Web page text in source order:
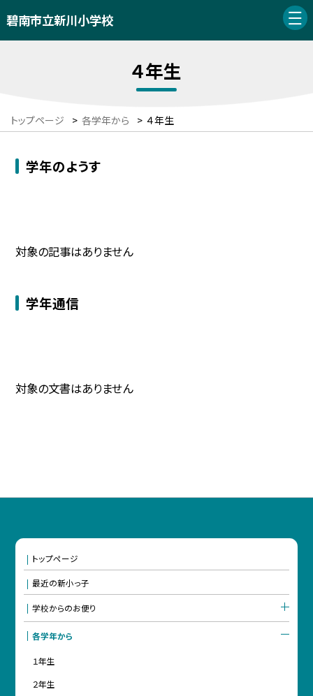
碧南市立新川小学校
４年生
トップページ > 各学年から > ４年生
学年のようす
対象の記事はありません
学年通信
対象の文書はありません
トップページ
最近の新小っ子
学校からのお便り
各学年から
１年生
２年生